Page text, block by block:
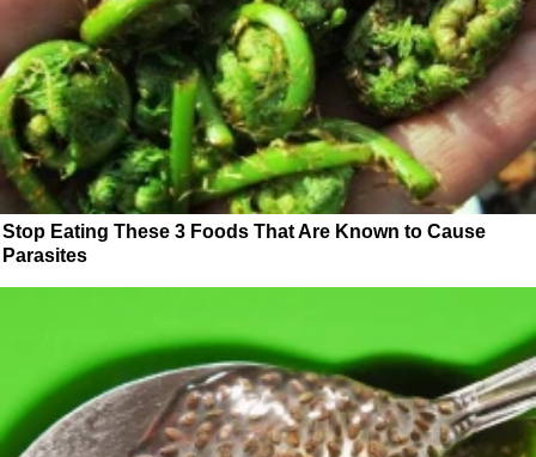
Stop Eating These 3 Foods That Are Known to Cause
Parasites